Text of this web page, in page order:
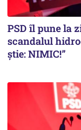
PSD îl pune la
scandalul
știe: NIMIC!”